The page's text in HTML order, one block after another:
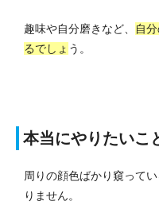
趣味や自分磨きなど、
自
るでしょ う。
本当にやりたいこ
周りの顔色ばかり窺って
りません。